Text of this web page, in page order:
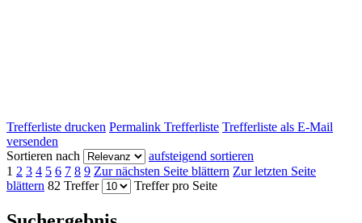
Trefferliste drucken Permalink Trefferliste Trefferliste als E-Mail
versenden
Sortieren nach
aufsteigend sortieren
1 2 3 4 5 6 7 8 9 Zur nächsten Seite blättern Zur letzten Seite
blättern 82 Treffer Treffer pro Seite